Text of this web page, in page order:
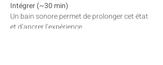
Intégrer (~30 min)
Un bain sonore permet de prolonger cet état
et d’ancrer l’expérience.